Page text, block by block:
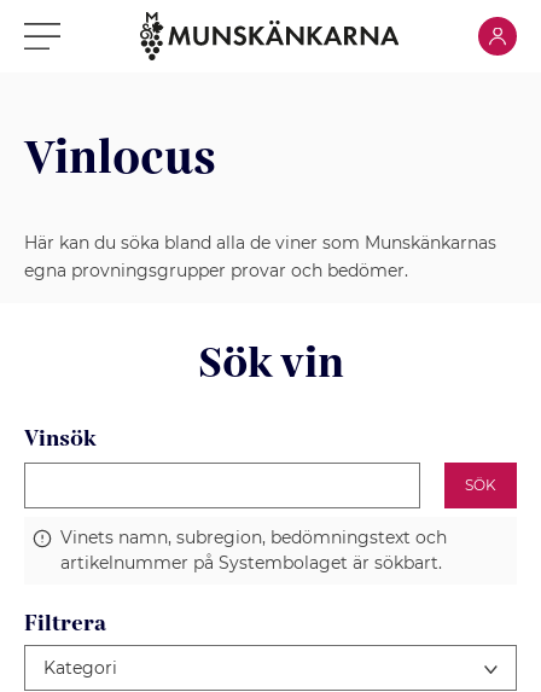
Klicka för meny Klicka
Vinlocus
Här kan du söka bland alla de viner som Munskänkarnas
egna provningsgrupper provar och bedömer.
Sök vin
Vinsök
SÖK
Vinets namn, subregion, bedömningstext och
artikelnummer på Systembolaget är sökbart.
Filtrera
Kategori